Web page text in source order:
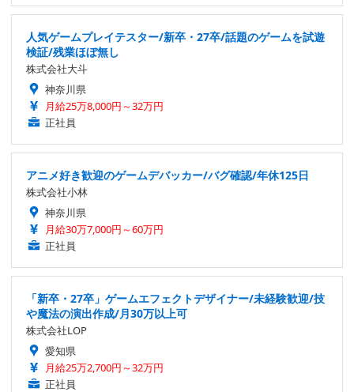
人気ゲームプレイテスター/新卒・27卒/話題のゲームを試遊
検証/残業ほぼ無し
株式会社大斗
神奈川県
月給25万8,000円～32万円
正社員
アニメ好き歓迎のゲームデバッカー/バグ確認/年休125日
株式会社小林
神奈川県
月給30万7,000円～60万円
正社員
「新卒・27卒」ゲームエフェクトデザイナー/未経験歓迎/技
や魔法の演出作成/月30万以上可
株式会社LOP
愛知県
月給25万2,700円～32万円
正社員